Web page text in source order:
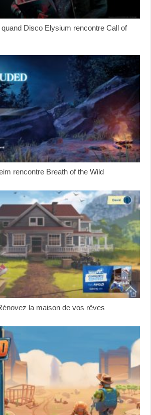
Disco Elysium rencontre Call of
rencontre Breath of the Wild
la maison de vos rêves